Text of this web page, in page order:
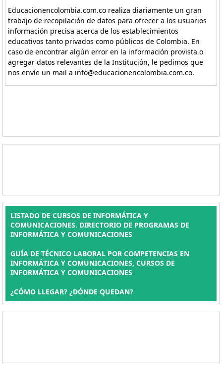
Educacionencolombia.com.co realiza diariamente un gran
trabajo de recopilación de datos para ofrecer a los usuarios
información precisa acerca de los establecimientos
educativos tanto privados como públicos de Colombia. En
caso de encontrar algún error en la información provista o
agregar datos relevantes de la Institución, le pedimos que
nos envíe un mail a info@educacionencolombia.com.co.
LISTADO DE CURSOS DE INFORMÁTICA Y
COMUNICACIONES. DIRECTORIO DE PROGRAMAS DE
INFORMÁTICA Y COMUNICACIONES
GUÍA DE TÉCNICO LABORAL POR COMPETENCIAS EN
INFORMÁTICA Y COMUNICACIONES, CURSOS DE
INFORMÁTICA Y COMUNICACIONES
¿CÓMO LLEGAR? ¿DÓNDE QUEDAN?